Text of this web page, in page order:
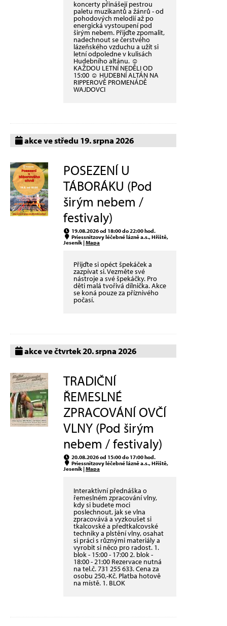
koncerty přinášejí pestrou
paletu muzikantů a žánrů - od
pohodových melodií až po
energická vystoupení pod
širým nebem. Přijďte zpomalit,
nadechnout se čerstvého
lázeňského vzduchu a užít si
letní odpoledne v kulisách
Hudebního altánu. ☺
KAŽDOU LETNÍ NEDĚLI OD
15:00 ☺ HUDEBNÍ ALTÁN NA
RIPPEROVĚ PROMENÁDĚ
WAJDOVCI
akce ve středu 19. srpna 2026
POSEZENÍ U
TÁBORÁKU (Pod
širým nebem /
festivaly)
19.08.2026 od 18:00 do 22:00 hod.
Priessnitzovy léčebné lázně a.s., Hřiště,
Jeseník |Mapa
Přijďte si opéct špekáček a
zazpívat si. Vezměte své
nástroje a své špekáčky. Pro
děti malá tvořivá dílnička. Akce
se koná pouze za příznivého
počasí.
akce ve čtvrtek 20. srpna 2026
TRADIČNÍ
ŘEMESLNÉ
ZPRACOVÁNÍ OVČÍ
VLNY (Pod širým
nebem / festivaly)
20.08.2026 od 15:00 do 17:00 hod.
Priessnitzovy léčebné lázně a.s., Hřiště,
Jeseník |Mapa
Interaktivní přednáška o
řemeslném zpracování vlny,
kdy si budete moci
poslechnout, jak se vlna
zpracovává a vyzkoušet si
tkalcovské a předtkalcovské
techniky a plstění vlny, osahat
si práci s různými materiály a
vyrobit si něco pro radost. 1.
blok - 15:00 - 17:00 2. blok -
18:00 - 21:00 Rezervace nutná
na tel.č. 731 255 633. Cena za
osobu 250,-Kč. Platba hotově
na místě. 1. BLOK